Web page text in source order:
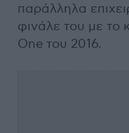
παράλληλα
φινάλε του με το
One του 2016.